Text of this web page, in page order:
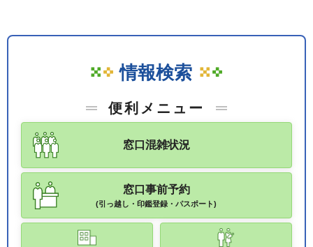
情報検索
便利メニュー
窓口混雑状況
窓口事前予約
(引っ越し・印鑑登録・パスポート)